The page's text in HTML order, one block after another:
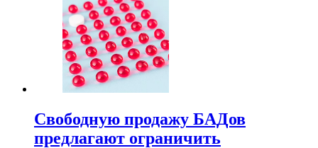
Свободную продажу БАДов
предлагают ограничить